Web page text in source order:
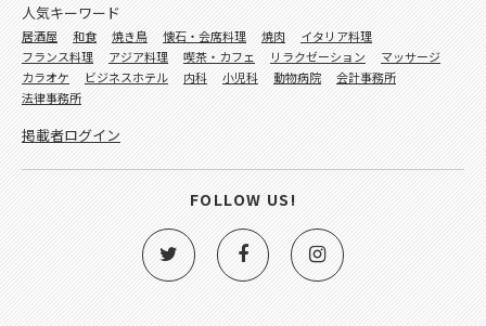
人気キーワード
居酒屋 和食 焼き鳥 懐石・会席料理 焼肉
イタリア料理
フランス料理
アジア料理 喫茶・カフェ リラクゼーション
マッサージ
カラオケ
ビジネスホテル 内科 小児科 動物病院
会計事務所
法律事務所
掲載者ログイン
FOLLOW US!